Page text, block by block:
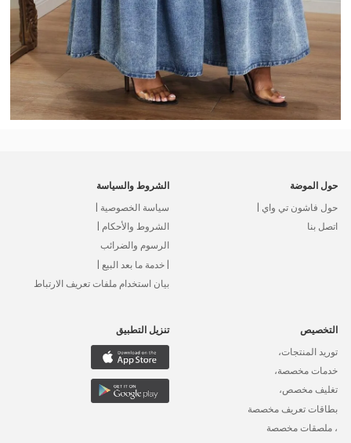
حول الموضة
حول فاشون تي واي |
اتصل بنا
الشروط والسياسة
سياسة الخصوصية |
الشروط والأحكام |
الرسوم والضرائب
| خدمة ما بعد البيع |
بيان استخدام ملفات تعريف الارتباط
التخصيص
توريد المنتجات،
خدمات مخصصة،
تغليف مخصص،
بطاقات تعريف مخصصة
، ملصقات مخصصة
تنزيل التطبيق